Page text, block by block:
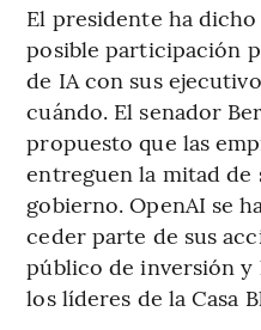
El presidente ha
posible participación
de IA con sus
cuándo. El senador
propuesto que las
entreguen la mitad de
gobierno. OpenAI se
ceder parte de sus
público de inversión
los líderes de la Casa